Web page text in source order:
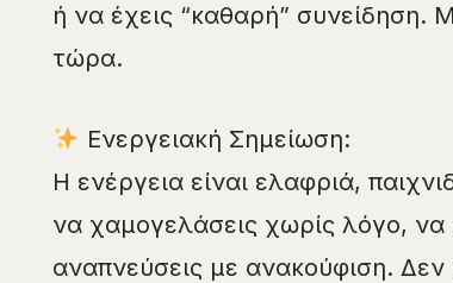
ή να έχεις “καθαρή” συνείδηση.
τώρα.
Ενεργειακή Σημείωση:
Η ενέργεια είναι ελαφριά,
να χαμογελάσεις χωρίς λόγο,
αναπνεύσεις με ανακούφιση. Δεν